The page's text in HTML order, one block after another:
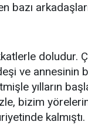
bazı
doludur.
ve annesinin
yılların
bizim